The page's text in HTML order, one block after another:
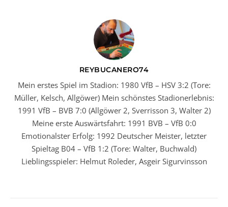
REYBUCANERO74
Mein erstes Spiel im Stadion: 1980 VfB – HSV 3:2 (Tore:
Müller, Kelsch, Allgöwer) Mein schönstes Stadionerlebnis:
1991 VfB – BVB 7:0 (Allgöwer 2, Sverrisson 3, Walter 2)
Meine erste Auswärtsfahrt: 1991 BVB – VfB 0:0
Emotionalster Erfolg: 1992 Deutscher Meister, letzter
Spieltag B04 – VfB 1:2 (Tore: Walter, Buchwald)
Lieblingsspieler: Helmut Roleder, Asgeir Sigurvinsson